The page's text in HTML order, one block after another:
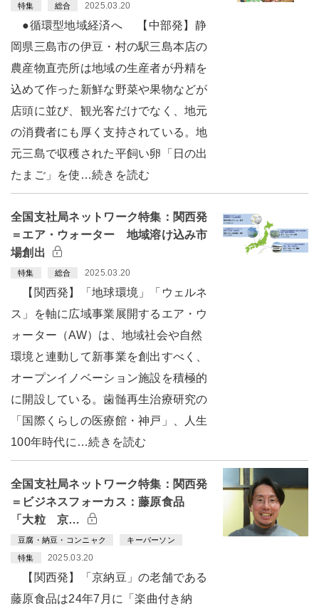
特集 総合 2025.03.20
●循環型地域経済へ 【中部発】静
岡県三島市の伊豆・村の駅三島本店の
農産物直売所は地域の生産者が丹精を
込めて作った新鮮な野菜や果物などが
店頭に並び、観光客だけでなく、地元
の消費者にも厚く支持されている。地
元三島で収穫された平飼い卵「日の出
たまご」を使…続きを読む
全国支社局ネットワーク特集：関西発
＝エア・ウォーター 地域溶け込み市
場創出
特集 総合 2025.03.20
【関西発】「地球環境」「ウェルネ
ス」を軸に広域事業展開するエア・ウ
ォーター（AW）は、地域社会や自然
環境と連動して新事業を創出すべく、
オープンイノベーション施設を積極的
に開設している。歯髄再生治療研究の
「国際くらしの医療館・神戸」、人生
100年時代に…続きを読む
全国支社局ネットワーク特集：関西発
＝ビジネスフォーカス：藤原食品
「大粒 京…
豆腐・納豆・コンニャク キーパーソン
特集 2025.03.20
【関西発】「京納豆」の老舗である
藤原食品は24年7月に「楽曲付き納